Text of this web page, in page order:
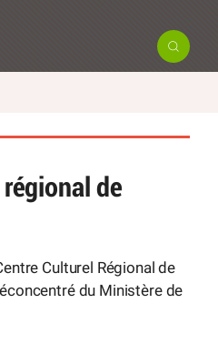
de
Culturel Régional de
du Ministère de